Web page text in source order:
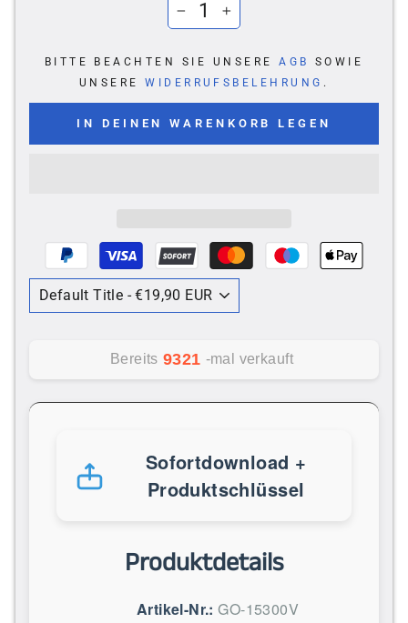
BITTE BEACHTEN SIE UNSEREAGB
SOWIE
UNSEREWIDERRUFSBELEHRUNG .
IN DEINEN WARENKORB LEGEN
Bereits 9321 -mal verkauft
Sofortdownload +
Produktschlüssel
Produktdetails
Artikel-Nr.: GO-15300V